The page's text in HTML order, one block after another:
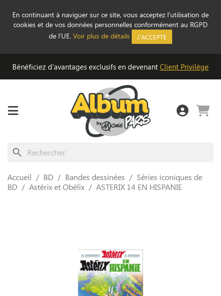
En continuant à naviguer sur ce site, vous acceptez l’utilisation de
cookies et de vos données personnelles conformément au RGPD
de l’UE. Voir plus de détails J'ACCEPTE
Bénéficiez d'avantages exclusifs en devenant Client Privilège
search
Accueil BD Bandes dessinées
Séries iconiques de
BD
Astérix et Obélix ASTERIX 14 EN HISPANIE